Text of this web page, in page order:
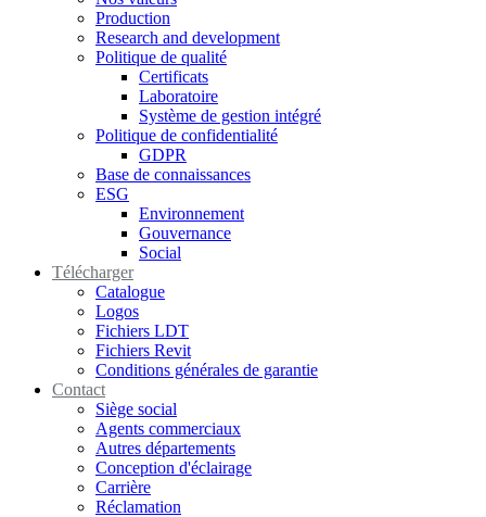
Production
Research and development
Politique de qualité
Certificats
Laboratoire
Système de gestion intégré
Politique de confidentialité
GDPR
Base de connaissances
ESG
Environnement
Gouvernance
Social
Télécharger
Catalogue
Logos
Fichiers LDT
Fichiers Revit
Conditions générales de garantie
Contact
Siège social
Agents commerciaux
Autres départements
Conception d'éclairage
Carrière
Réclamation